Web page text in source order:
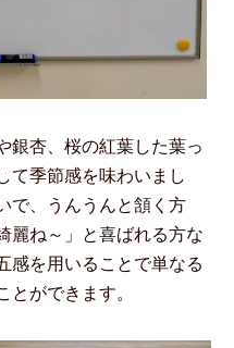
銀杏、桜の紅葉した葉っ
て季節感を味わいまし
で、うんうんと頷く方
麗ね～」と喜ばれる方な
感を用いることで単なる
とができます。